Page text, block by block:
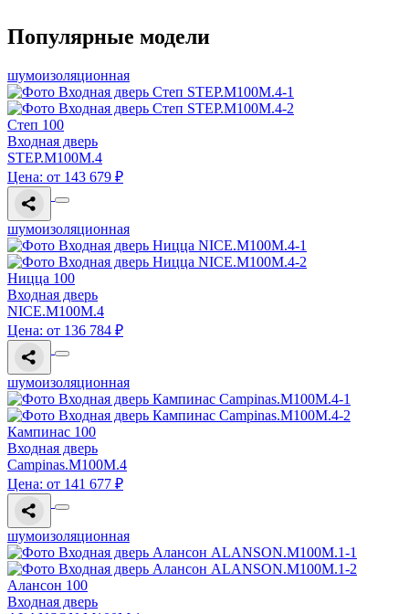
Популярные модели
шумоизоляционная
Степ 100
Входная дверь
STEP.M100M.4
Цена: от 143 679 ₽
шумоизоляционная
Ницца 100
Входная дверь
NICE.M100M.4
Цена: от 136 784 ₽
шумоизоляционная
Кампинас 100
Входная дверь
Campinas.M100M.4
Цена: от 141 677 ₽
шумоизоляционная
Алансон 100
Входная дверь